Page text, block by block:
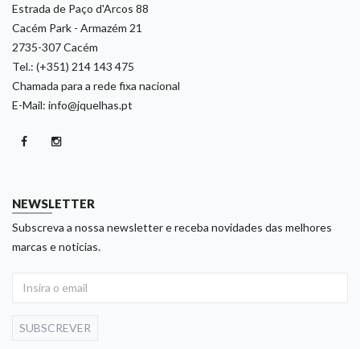
Estrada de Paço d'Arcos 88
Cacém Park - Armazém 21
2735-307 Cacém
Tel.: (+351) 214 143 475
Chamada para a rede fixa nacional
E-Mail: info@jquelhas.pt
NEWSLETTER
Subscreva a nossa newsletter e receba novidades das melhores
marcas e noticias.
SUBSCREVER